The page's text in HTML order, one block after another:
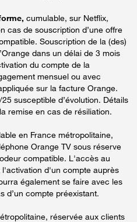
cumulable, sur Netflix,
cas de souscription d’une offre
Souscription de la (des)
dans un délai de 3 mois
du compte de la
mensuel ou avec
sur la facture Orange.
susceptible d’évolution. Détails
remise en cas de résiliation.
en France métropolitaine,
Orange TV sous réserve
compatible. L'accès au
d'un compte auprès
également se faire avec les
d’un compte préexistant.
réservée aux clients